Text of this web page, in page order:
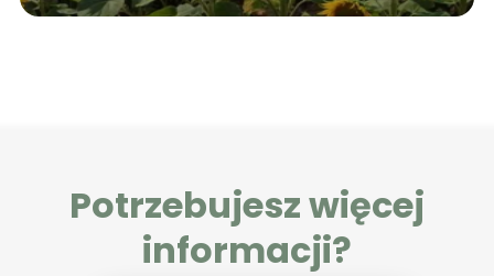
Potrzebujesz więcej
informacji?